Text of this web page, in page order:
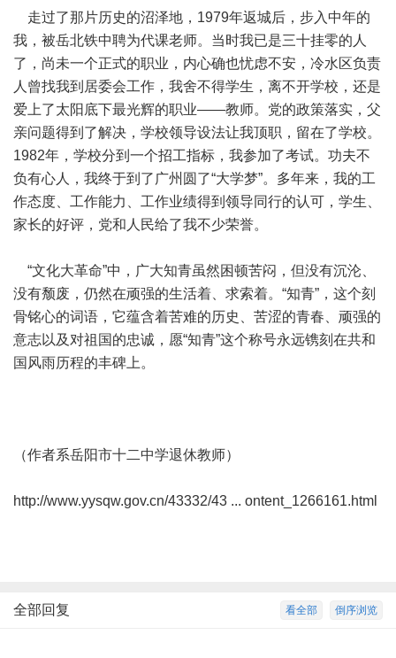
走过了那片历史的沼泽地，1979年返城后，步入中年的
我，被岳北铁中聘为代课老师。当时我已是三十挂零的人
了，尚未一个正式的职业，内心确也忧虑不安，冷水区负责
人曾找我到居委会工作，我舍不得学生，离不开学校，还是
爱上了太阳底下最光辉的职业——教师。党的政策落实，父
亲问题得到了解决，学校领导设法让我顶职，留在了学校。
1982年，学校分到一个招工指标，我参加了考试。功夫不
负有心人，我终于到了广州圆了“大学梦”。多年来，我的工
作态度、工作能力、工作业绩得到领导同行的认可，学生、
家长的好评，党和人民给了我不少荣誉。
“文化大革命”中，广大知青虽然困顿苦闷，但没有沉沦、
没有颓废，仍然在顽强的生活着、求索着。“知青”，这个刻
骨铭心的词语，它蕴含着苦难的历史、苦涩的青春、顽强的
意志以及对祖国的忠诚，愿“知青”这个称号永远镌刻在共和
国风雨历程的丰碑上。
（作者系岳阳市十二中学退休教师）
http://www.yysqw.gov.cn/43332/43 ... ontent_1266161.html
倒序浏览
看全部
全部回复